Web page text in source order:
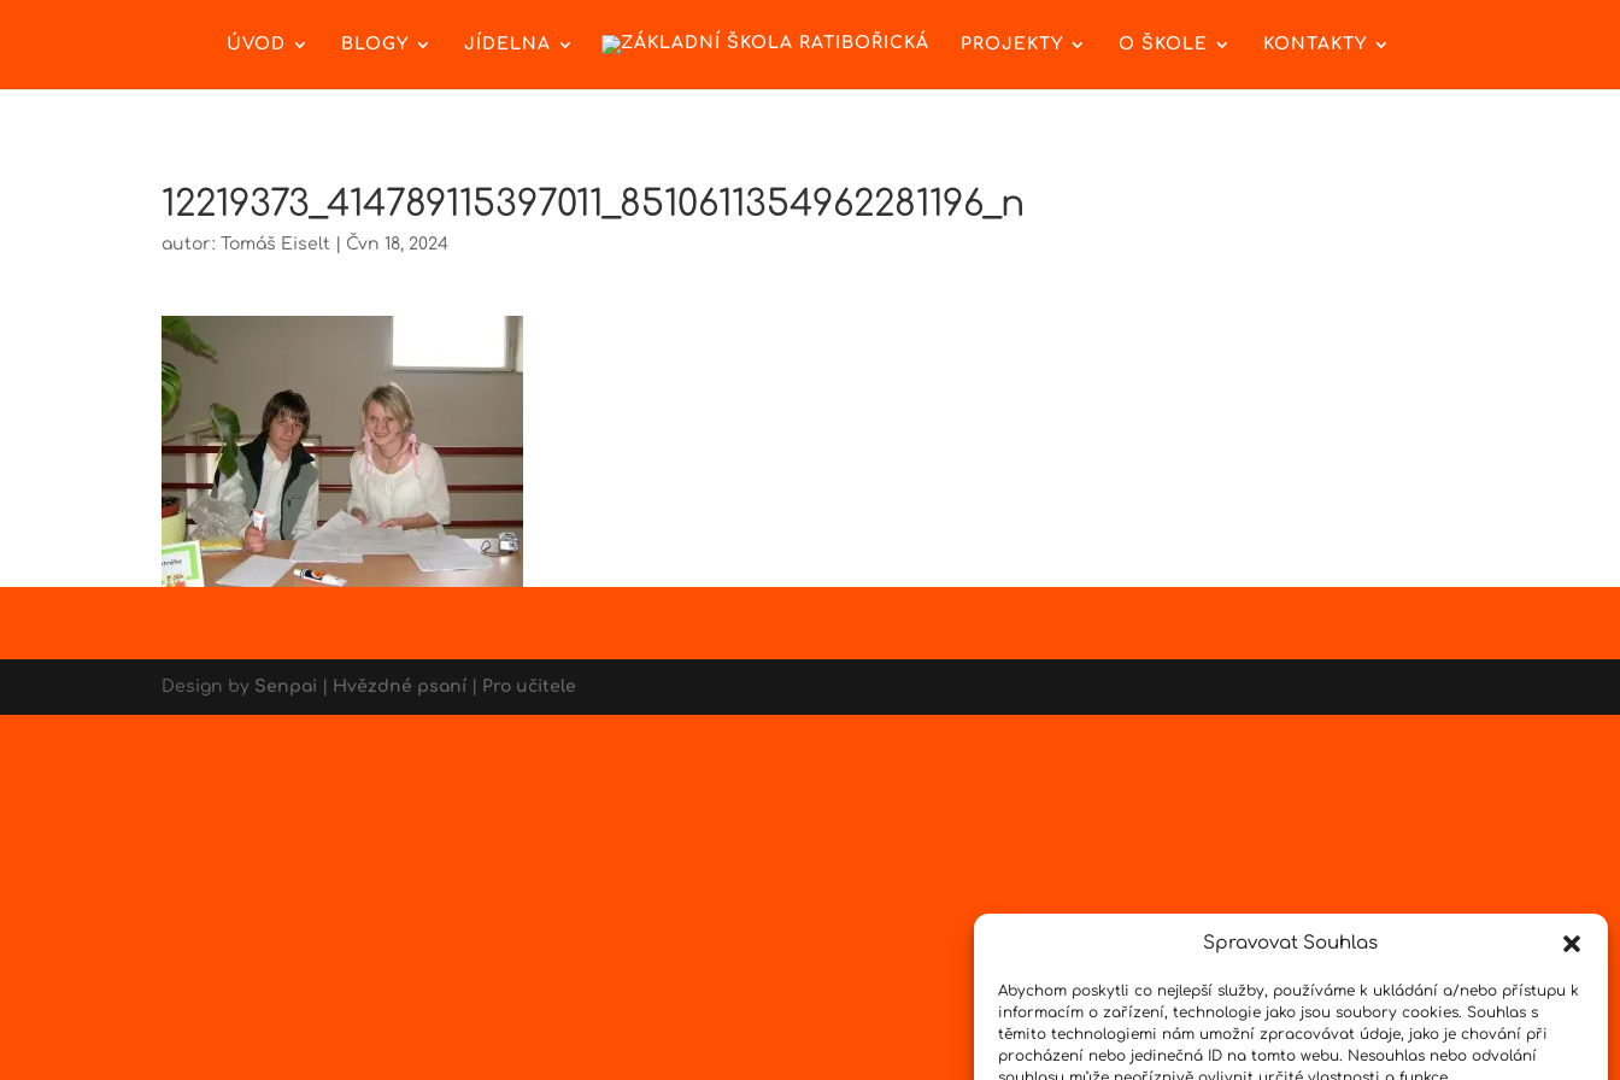
Spravovat Souhlas
Abychom poskytli co nejlepší služby, používáme k ukládání a/nebo přístupu k
informacím o zařízení, technologie jako jsou soubory cookies. Souhlas s
těmito technologiemi nám umožní zpracovávat údaje, jako je chování při
procházení nebo jedinečná ID na tomto webu. Nesouhlas nebo odvolání
ÚVOD BLOGY JÍDELNA PROJEKTY O ŠKOLE KONTAKTY
12219373_414789115397011_8510611354962281196_n
autor: Tomáš Eiselt Čvn 18, 2024
Design by Senpai Hvězdné psaní Pro učitele